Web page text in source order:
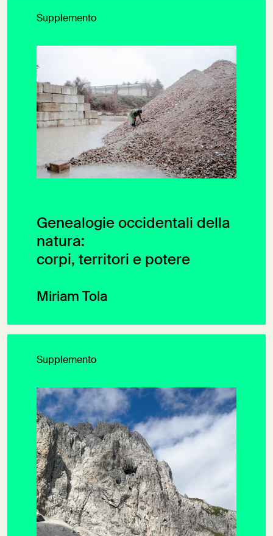
Supplemento
Genealogie occidentali della
natura:
corpi, territori e potere
Miriam Tola
Supplemento